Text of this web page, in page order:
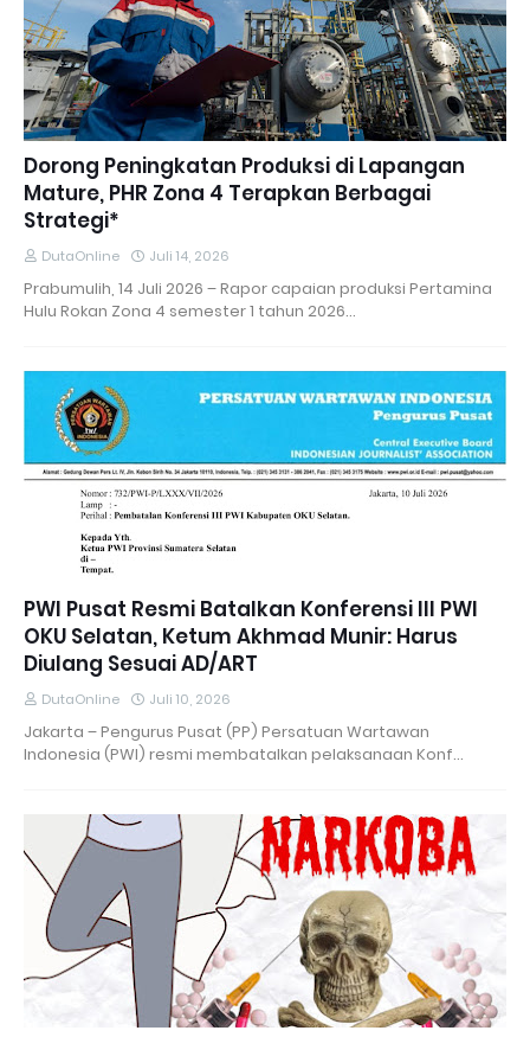
Dorong Peningkatan Produksi di Lapangan
Mature, PHR Zona 4 Terapkan Berbagai
Strategi*
DutaOnline Juli 14, 2026
Prabumulih, 14 Juli 2026 – Rapor capaian produksi Pertamina
Hulu Rokan Zona 4 semester 1 tahun 2026…
PWI Pusat Resmi Batalkan Konferensi III PWI
OKU Selatan, Ketum Akhmad Munir: Harus
Diulang Sesuai AD/ART
DutaOnline Juli 10, 2026
Jakarta – Pengurus Pusat (PP) Persatuan Wartawan
Indonesia (PWI) resmi membatalkan pelaksanaan Konf…